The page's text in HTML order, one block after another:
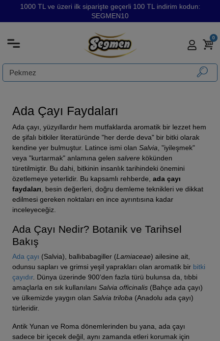
1000 TL ve üzeri ilk siparişte geçerli 100 TL indirim kodun:
SEGMEN10
0
Ada Çayı Faydaları
Ada çayı, yüzyıllardır hem mutfaklarda aromatik bir lezzet hem
de şifalı bitkiler literatüründe "her derde deva" bir bitki olarak
kendine yer bulmuştur. Latince ismi olan Salvia , "iyileşmek"
veya "kurtarmak" anlamına gelen salvere kökünden
türetilmiştir. Bu dahi, bitkinin insanlık tarihindeki önemini
özetlemeye yeterlidir. Bu kapsamlı rehberde, ada çayı
faydaları , besin değerleri, doğru demleme teknikleri ve dikkat
edilmesi gereken noktaları en ince ayrıntısına kadar
inceleyeceğiz.
Ada Çayı Nedir? Botanik ve Tarihsel
Bakış
Ada çayı (Salvia), ballıbabagiller (Lamiaceae) ailesine ait,
odunsu sapları ve grimsi yeşil yaprakları olan aromatik bir bitki
çayıdır. Dünya üzerinde 900’den fazla türü bulunsa da, tıbbi
amaçlarla en sık kullanılanı Salvia officinalis (Bahçe ada çayı)
ve ülkemizde yaygın olan Salvia triloba (Anadolu ada çayı)
türleridir.
Antik Yunan ve Roma dönemlerinden bu yana, ada çayı
sadece bir içecek değil, aynı zamanda etleri korumak için